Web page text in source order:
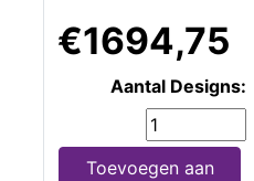
€1694,75
Aantal Designs:
Toevoegen aan